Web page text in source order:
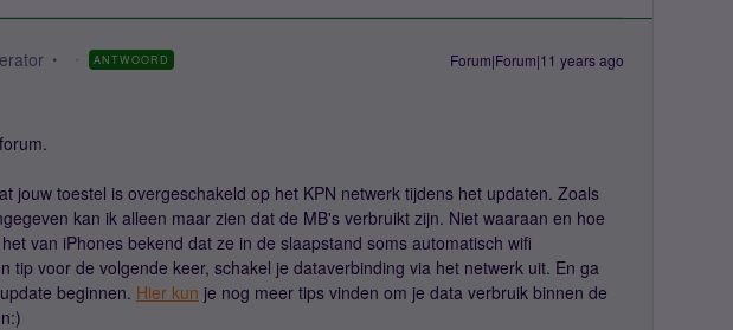
ANTWOORD Forum|Forum|11 years ago
jouw toestel is overgeschakeld op het KPN netwerk tijdens het updaten. Zoals
kan ik alleen maar zien dat de MB's verbruikt zijn. Niet waaraan en hoe
van iPhones bekend dat ze in de slaapstand soms automatisch wifi
tip voor de volgende keer, schakel je dataverbinding via het netwerk uit. En ga
beginnen. Hier kun je nog meer tips vinden om je data verbruik binnen de